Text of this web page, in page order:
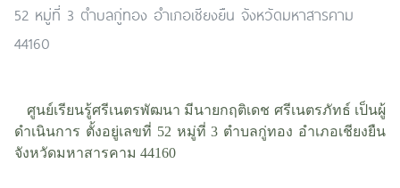
52 หมู่ที่ 3 ตำบลกู่ทอง อำเภอเชียงยืน จังหวัดมหาสารคาม
44160
ศูนย์เรียนรู้ศรีเนตรพัฒนา มีนายกฤติเดช ศรีเนตรภัทธ์ เป็นผู้
ดำเนินการ ตั้งอยู่เลขที่ 52 หมู่ที่ 3 ตำบลกู่ทอง อำเภอเชียงยืน
จังหวัดมหาสารคาม 44160